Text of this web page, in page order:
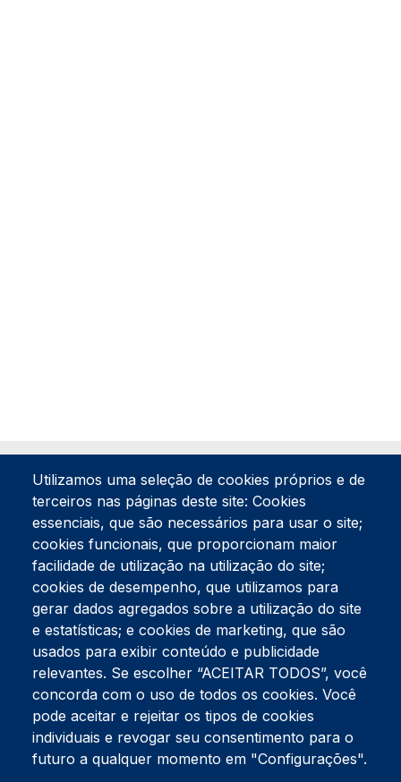
Tel:234 390 100Fax:234 390 100
Endereço Postal
Apartado 42
Rua Gil Eanes 31
3834-908 Gafanha da Nazaré
Estúdios
Rua Prior Guerra
Edifício do Centro Cultural da Gafanha da Nazaré
3830-556 Gafanha da Nazaré
Utilizamos uma seleção de cookies próprios e de
terceiros nas páginas deste site: Cookies
essenciais, que são necessários para usar o site;
cookies funcionais, que proporcionam maior
facilidade de utilização na utilização do site;
cookies de desempenho, que utilizamos para
gerar dados agregados sobre a utilização do site
e estatísticas; e cookies de marketing, que são
usados para exibir conteúdo e publicidade
relevantes. Se escolher “ACEITAR TODOS”, você
concorda com o uso de todos os cookies. Você
pode aceitar e rejeitar os tipos de cookies
individuais e revogar seu consentimento para o
futuro a qualquer momento em "Configurações".